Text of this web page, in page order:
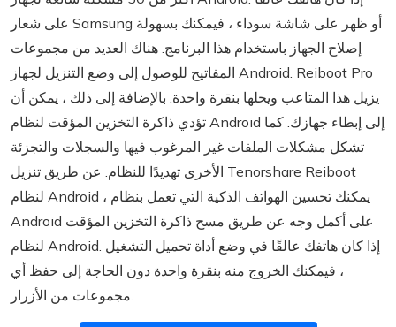
على شعار Samsung أو ظهر على شاشة سوداء ، فيمكنك بسهولة
إصلاح الجهاز باستخدام هذا البرنامج. هناك العديد من مجموعات
المفاتيح للوصول إلى وضع التنزيل لجهاز Android. Reiboot Pro
يزيل هذا المتاعب ويحلها بنقرة واحدة. بالإضافة إلى ذلك ، يمكن أن
تؤدي ذاكرة التخزين المؤقت لنظام Android إلى إبطاء جهازك. كما
تشكل مشكلات الملفات غير المرغوب فيها والسجلات والتجزئة
الأخرى تهديدًا للنظام. عن طريق تنزيل Tenorshare Reiboot
لنظام Android ، يمكنك تحسين الهواتف الذكية التي تعمل بنظام
Android على أكمل وجه عن طريق مسح ذاكرة التخزين المؤقت
لنظام Android. إذا كان هاتفك عالقًا في وضع أداة تحميل التشغيل
، فيمكنك الخروج منه بنقرة واحدة دون الحاجة إلى حفظ أي
مجموعات من الأزرار.